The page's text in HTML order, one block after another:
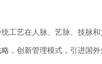
工艺在人脉、艺脉、技脉
，创新管理模式，引进国